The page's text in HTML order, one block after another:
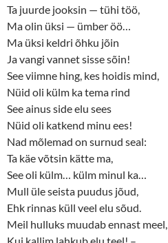
Ta juurde jooksin — tühi töö,
Ma olin üksi — ümber öö…
Ma üksi keldri õhku jõin
Ja vangi vannet sisse sõin!
See viimne hing, kes hoidis mind,
Nüid oli külm ka tema rind
See ainus side elu sees
Nüid oli katkend minu ees!
Nad mõlemad on surnud seal:
Ta käe võtsin kätte ma,
See oli külm… külm minul ka…
Mull üle seista puudus jõud,
Ehk rinnas küll veel elu sõud.
Meil hulluks muudab ennast meel,